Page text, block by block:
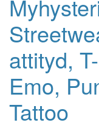
attityd,
Emo,
Tattoo